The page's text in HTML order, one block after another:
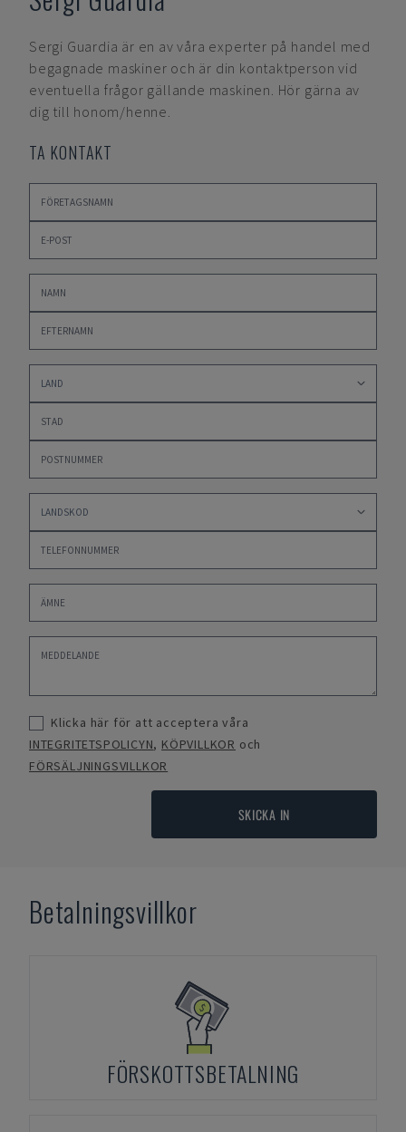
Sergi Guardia är en av våra experter på handel med
begagnade maskiner och är din kontaktperson vid
eventuella frågor gällande maskinen. Hör gärna av
dig till honom/henne.
TA KONTAKT
Klicka här för att acceptera våra
INTEGRITETSPOLICYN, KÖPVILLKOR och
FÖRSÄLJNINGSVILLKOR
SKICKA IN
Betalningsvillkor
FÖRSKOTTSBETALNING